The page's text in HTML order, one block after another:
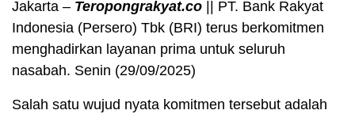
Jakarta – Teropongrakyat.co || PT. Bank Rakyat
Indonesia (Persero) Tbk (BRI) terus berkomitmen
menghadirkan layanan prima untuk seluruh
nasabah. Senin (29/09/2025)
Salah satu wujud nyata komitmen tersebut adalah